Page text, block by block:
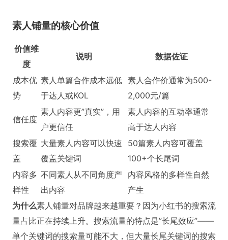
素人铺量的核心价值
价值维
度
说明 数据佐证
成本优
势
素人单篇合作成本远低
于达人或KOL
素人合作价通常为500-
2,000元/篇
信任度
素人内容更”真实”，用
户更信任
素人内容的互动率通常
高于达人内容
搜索覆
盖
大量素人内容可以快速
覆盖关键词
50篇素人内容可覆盖
100+个长尾词
内容多
样性
不同素人从不同角度产
出内容
内容风格的多样性自然
产生
为什么素人铺量对品牌越来越重要？因为小红书的搜索流
量占比正在持续上升。搜索流量的特点是”长尾效应”——
单个关键词的搜索量可能不大，但大量长尾关键词的搜索